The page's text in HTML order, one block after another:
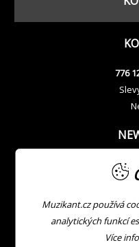
776
Muzikant.cz používá
analytických funkcí
Více